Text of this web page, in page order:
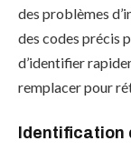
des problèmes
des codes précis
d’identifier
remplacer pour
Identification